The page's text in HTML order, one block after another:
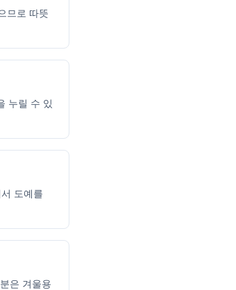
므로 따뜻
누릴 수 있
도예를
은 겨울용